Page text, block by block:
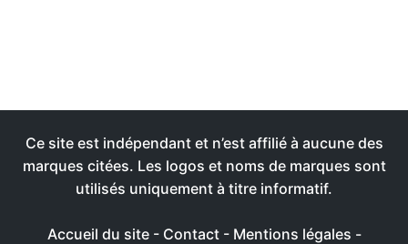
Ce site est indépendant et n’est affilié à aucune des
marques citées. Les logos et noms de marques sont
utilisés uniquement à titre informatif.
Accueil du site- Contact - Mentions légales -